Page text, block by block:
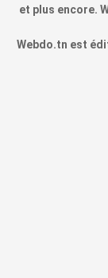
et plus encore.
Webdo.tn est